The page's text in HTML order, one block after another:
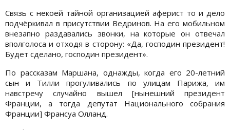
Связь с некоей тайной организацией аферист то и дело
подчёркивал в присутствии Ведринов. На его мобильном
внезапно раздавались звонки, на которые он отвечал
вполголоса и отходя в сторону: «Да, господин президент!
Будет сделано, господин президент».
По рассказам Маршана, однажды, когда его 20-летний
сын и Тилли прогуливались по улицам Парижа, им
навстречу случайно вышел [нынешний президент
Франции, а тогда депутат Национального собрания
Франции] Франсуа Олланд.